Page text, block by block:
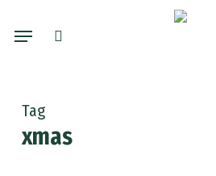
Menu
Tag
xmas